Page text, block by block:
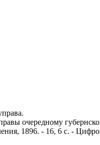
очередному
1896. - 16, 6 с. -